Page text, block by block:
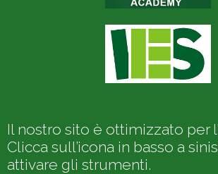
Il nostro sito è ottimizzato per
Clicca sull’icona in basso a
attivare gli strumenti.